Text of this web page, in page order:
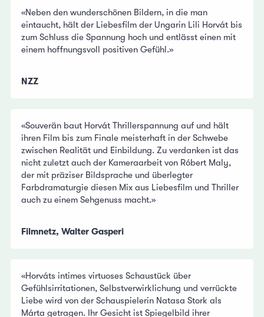
«Neben den wunderschönen Bildern, in die man
eintaucht, hält der Liebesfilm der Ungarin Lili Horvát bis
zum Schluss die Spannung hoch und entlässt einen mit
einem hoffnungsvoll positiven Gefühl.»
NZZ
«Souverän baut Horvát Thrillerspannung auf und hält
ihren Film bis zum Finale meisterhaft in der Schwebe
zwischen Realität und Einbildung. Zu verdanken ist das
nicht zuletzt auch der Kameraarbeit von Róbert Maly,
der mit präziser Bildsprache und überlegter
Farbdramaturgie diesen Mix aus Liebesfilm und Thriller
auch zu einem Sehgenuss macht.»
Filmnetz, Walter Gasperi
«Horváts intimes virtuoses Schaustück über
Gefühlsirritationen, Selbstverwirklichung und verrückte
Liebe wird von der Schauspielerin Natasa Stork als
Márta getragen. Ihr Gesicht ist Spiegelbild ihrer